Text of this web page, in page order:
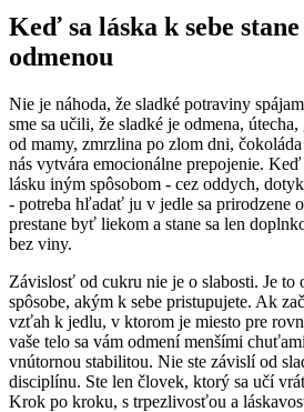
Keď sa láska k sebe
odmenou
Nie je náhoda, že sladké potraviny
sme sa učili, že sladké je odmena,
od mamy, zmrzlina po zlom dni,
nás vytvára emocionálne prepojenie.
lásku iným spôsobom - cez oddych,
- potreba hľadať ju v jedle sa prirodzene
prestane byť liekom a stane sa len
bez viny.
Závislosť od cukru nie je o slabosti. Je to
spôsobe, akým k sebe pristupujete. Ak
vzťah k jedlu, v ktorom je miesto pre
vaše telo sa vám odmení menšími
vnútornou stabilitou. Nie ste závislí od
disciplínu. Ste len človek, ktorý sa učí
Krok po kroku, s trpezlivosťou a